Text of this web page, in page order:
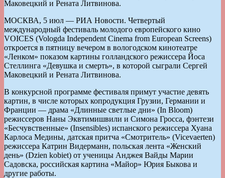
Маковецкий и Рената Литвинова.
МОСКВА, 5 июл — РИА Новости. Четвертый
международный фестиваль молодого европейского кино
VOICES (Vologda Independent Cinema from European Screens)
откроется в пятницу вечером в вологодском кинотеатре
«Ленком» показом картины голландского режиссера Йоса
Стеллинга «Девушка и смерть», в которой сыграли Сергей
Маковецкий и Рената Литвинова.
В конкурсной программе фестиваля примут участие девять
картин, в числе которых копродукция Грузии, Германии и
Франции — драма «Длинные светлые дни» (In Bloom)
режиссеров Наны Эквтимишвили и Симона Гросса, фэнтези
«Бесчувственные» (Insensibles) испанского режиссера Хуана
Карлоса Медины, датская притча «Смотритель» (Vicevaerten)
режиссера Катрин Видерманн, польская лента «Женский
день» (Dzien kobiet) от ученицы Анджея Вайды Марии
Садовска, российская картина «Майор» Юрия Быкова и
другие работы.